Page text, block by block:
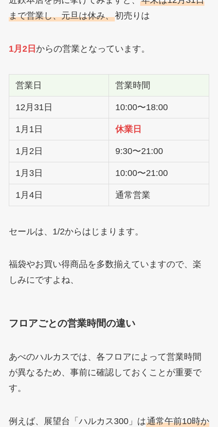
まで営業し、元旦は休み、初売りは
1月2日 からの営業となっています。
営業日 営業時間
12月31日 10:00〜18:00
1月1日 休業日
1月2日 9:30〜21:00
1月3日 10:00〜21:00
1月4日 通常営業
セールは、1/2からはじまります。
福袋やお買い得商品を多数揃えていますので、楽
しみにですよね、
フロアごとの営業時間の違い
あべのハルカスでは、各フロアによって営業時間
が異なるため、事前に確認しておくことが重要で
す。
例えば、展望台「ハルカス300」は通常午前10時か